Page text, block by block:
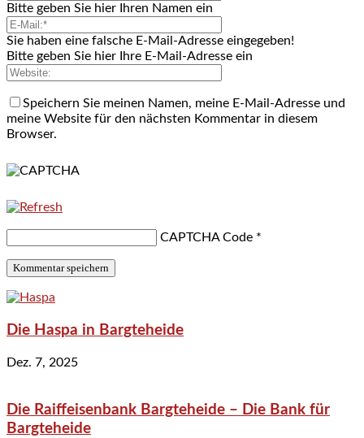
Bitte geben Sie hier Ihren Namen ein
Sie haben eine falsche E-Mail-Adresse eingegeben!
Bitte geben Sie hier Ihre E-Mail-Adresse ein
Speichern Sie meinen Namen, meine E-Mail-Adresse und
meine Website für den nächsten Kommentar in diesem
Browser.
CAPTCHA Code *
Die Haspa in Bargteheide
Dez. 7, 2025
Die Raiffeisenbank Bargteheide – Die Bank für
Bargteheide